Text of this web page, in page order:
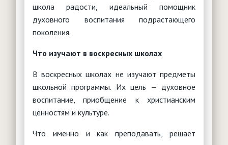
школа радости, идеальный помощник
духовного воспитания подрастающего
поколения.
Что изучают в воскресных школах
В воскресных школах не изучают предметы
школьной программы. Их цель — духовное
воспитание, приобщение к христианским
ценностям и культуре.
Что именно и как преподавать, решает